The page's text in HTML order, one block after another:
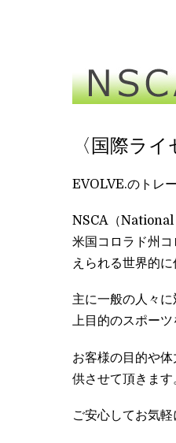
〈国際ラ
EVOLVE.のトレ
NSCA（
米国コロラド州
えられる世界的
主に一般の人々
上目的のスポーツ
お客様の目的や
供させて頂きます
ご安心してお気軽